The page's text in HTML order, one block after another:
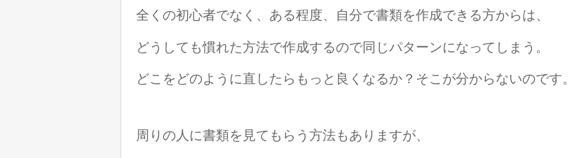
全くの初心者でなく、ある程度、自分で書類を作成できる方からは、
どうしても慣れた方法で作成するので同じパターンになってしまう。
どこをどのように直したらもっと良くなるか？そこが分からないのです。
周りの人に書類を見てもらう方法もありますが、